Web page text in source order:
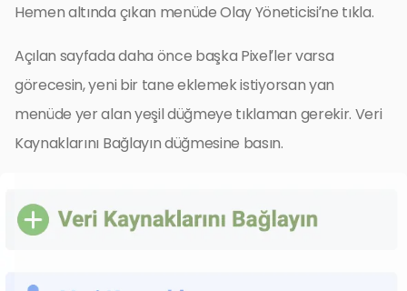
Hemen altında çıkan menüde Olay Yöneticisi’ne tıkla.
Açılan sayfada daha önce başka Pixel’ler varsa
görecesin, yeni bir tane eklemek istiyorsan yan
menüde yer alan yeşil düğmeye tıklaman gerekir. Veri
Kaynaklarını Bağlayın düğmesine basın.